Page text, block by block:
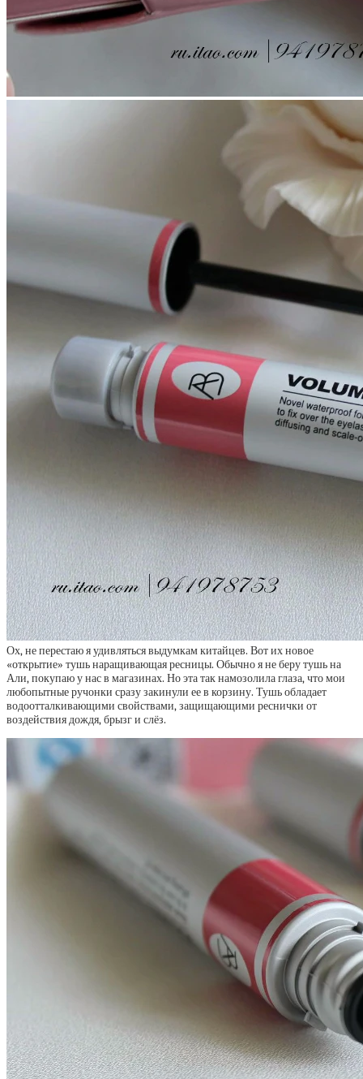
Ох, не перестаю я удивляться выдумкам китайцев. Вот их новое
«открытие» тушь наращивающая ресницы. Обычно я не беру тушь на
Али, покупаю у нас в магазинах. Но эта так намозолила глаза, что мои
любопытные ручонки сразу закинули ее в корзину. Тушь обладает
водоотталкивающими свойствами, защищающими реснички от
воздействия дождя, брызг и слёз.